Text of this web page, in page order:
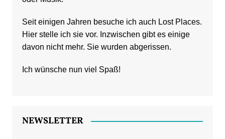
Seit einigen Jahren besuche ich auch Lost Places.
Hier stelle ich sie vor. Inzwischen gibt es einige
davon nicht mehr. Sie wurden abgerissen.
Ich wünsche nun viel Spaß!
NEWSLETTER